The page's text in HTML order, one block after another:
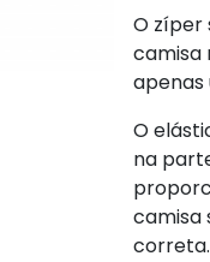
O zíper
camisa
apenas
O
na
camisa
correta.